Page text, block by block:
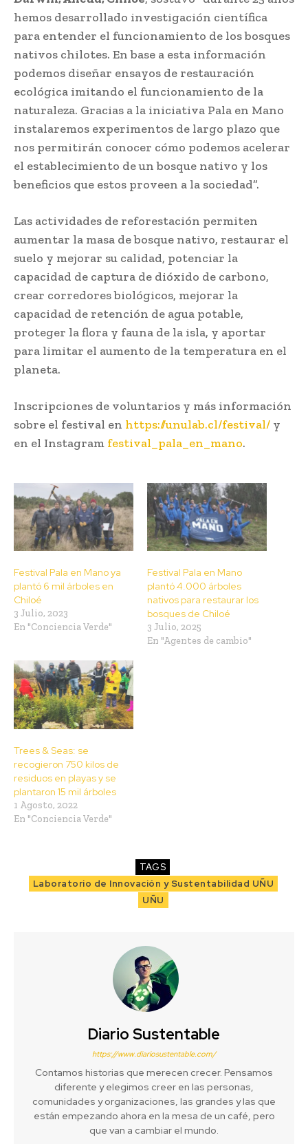
hemos desarrollado investigación científica
para entender el funcionamiento de los bosques
nativos chilotes. En base a esta información
podemos diseñar ensayos de restauración
ecológica imitando el funcionamiento de la
naturaleza. Gracias a la iniciativa Pala en Mano
instalaremos experimentos de largo plazo que
nos permitirán conocer cómo podemos acelerar
el establecimiento de un bosque nativo y los
beneficios que estos proveen a la sociedad”.
Las actividades de reforestación permiten
aumentar la masa de bosque nativo, restaurar el
suelo y mejorar su calidad, potenciar la
capacidad de captura de dióxido de carbono,
crear corredores biológicos, mejorar la
capacidad de retención de agua potable,
proteger la flora y fauna de la isla, y aportar
para limitar el aumento de la temperatura en el
planeta.
Inscripciones de voluntarios y más información
sobre el festival en https://unulab.cl/festival/ y
en el Instagram festival_pala_en_mano.
Festival Pala en Mano ya
plantó 6 mil árboles en
Chiloé
3 Julio, 2023
En "Conciencia Verde"
Festival Pala en Mano
plantó 4.000 árboles
nativos para restaurar los
bosques de Chiloé
3 Julio, 2025
En "Agentes de cambio"
Trees & Seas: se
recogieron 750 kilos de
residuos en playas y se
plantaron 15 mil árboles
1 Agosto, 2022
En "Conciencia Verde"
TAGS
Laboratorio de Innovación y Sustentabilidad UÑU
UÑU
Diario Sustentable
https://www.diariosustentable.com/
Contamos historias que merecen crecer. Pensamos
diferente y elegimos creer en las personas,
comunidades y organizaciones, las grandes y las que
están empezando ahora en la mesa de un café, pero
que van a cambiar el mundo.